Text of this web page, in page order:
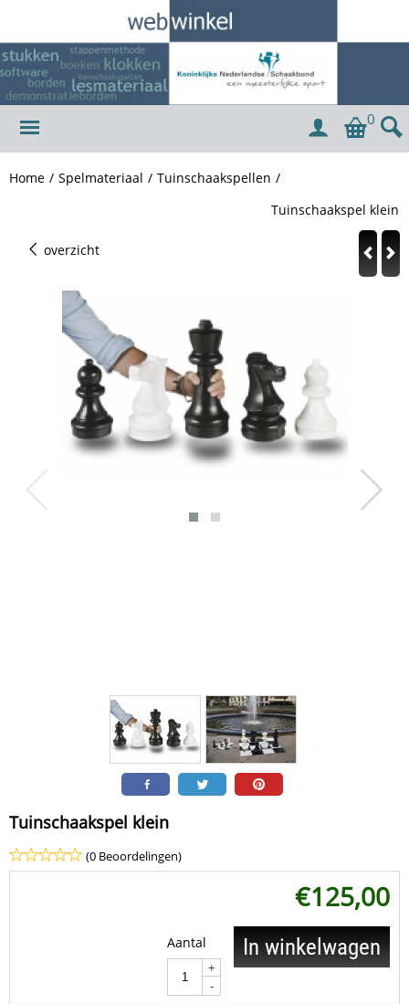
0
Home / Spelmateriaal / Tuinschaakspellen /
Tuinschaakspel klein
overzicht
Tuinschaakspel klein
(0 Beoordelingen)
€125,00
Aantal
+
-
In winkelwagen